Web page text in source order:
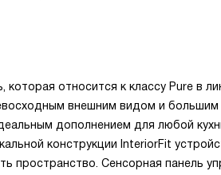
относится к классу Pure в
внешним видом и
дополнением для любой
конструкции InteriorFit
пространство. Сенсорная панель